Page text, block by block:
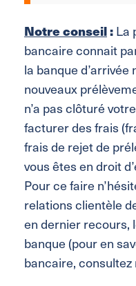
Notre conseil:La
bancaire connait
la banque d’arrivée
nouveaux
n’a pas clôturé
facturer des frais
frais de rejet de
vous êtes en droit
Pour ce faire
relations clientèle
en dernier recours,
banque (pour en
bancaire,